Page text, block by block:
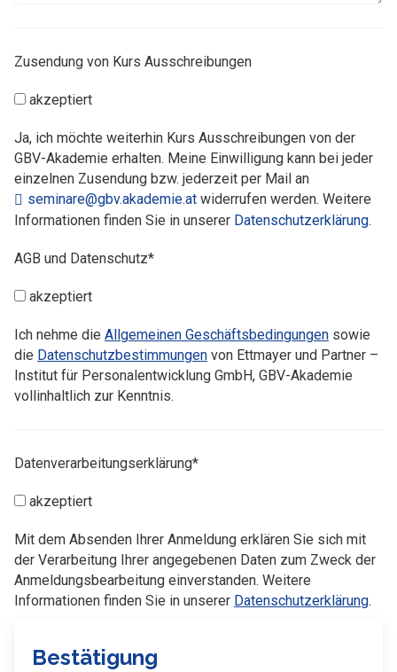
Zusendung von Kurs Ausschreibungen
akzeptiert
Ja, ich möchte weiterhin Kurs Ausschreibungen von der
GBV-Akademie erhalten. Meine Einwilligung kann bei jeder
einzelnen Zusendung bzw. jederzeit per Mail an
seminare@gbv.akademie.at widerrufen werden. Weitere
Informationen finden Sie in unserer Datenschutzerklärung.
AGB und Datenschutz*
akzeptiert
Ich nehme die Allgemeinen Geschäftsbedingungen sowie
die Datenschutzbestimmungen von Ettmayer und Partner –
Institut für Personalentwicklung GmbH, GBV-Akademie
vollinhaltlich zur Kenntnis.
Datenverarbeitungserklärung*
akzeptiert
Mit dem Absenden Ihrer Anmeldung erklären Sie sich mit
der Verarbeitung Ihrer angegebenen Daten zum Zweck der
Anmeldungsbearbeitung einverstanden. Weitere
Informationen finden Sie in unserer Datenschutzerklärung.
Bestätigung